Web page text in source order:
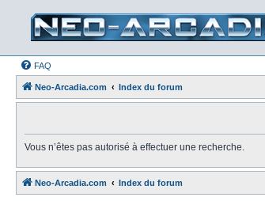
FAQ
Neo-Arcadia.com Index du forum
Vous n’êtes pas autorisé à effectuer une recherche.
Neo-Arcadia.com Index du forum